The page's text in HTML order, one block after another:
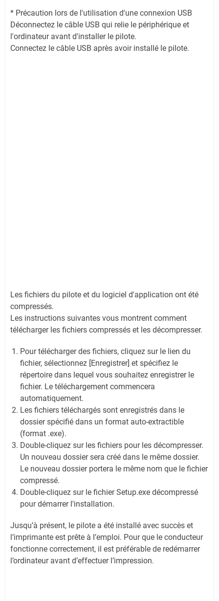
* Précaution lors de l'utilisation d'une connexion USB
Déconnectez le câble USB qui relie le périphérique et
l'ordinateur avant d'installer le pilote.
Connectez le câble USB après avoir installé le pilote.
Les fichiers du pilote et du logiciel d'application ont été
compressés.
Les instructions suivantes vous montrent comment
télécharger les fichiers compressés et les décompresser.
Pour télécharger des fichiers, cliquez sur le lien du
fichier, sélectionnez [Enregistrer] et spécifiez le
répertoire dans lequel vous souhaitez enregistrer le
fichier. Le téléchargement commencera
automatiquement.
Les fichiers téléchargés sont enregistrés dans le
dossier spécifié dans un format auto-extractible
(format .exe).
Double-cliquez sur les fichiers pour les décompresser.
Un nouveau dossier sera créé dans le même dossier.
Le nouveau dossier portera le même nom que le fichier
compressé.
Double-cliquez sur le fichier Setup.exe décompressé
pour démarrer l'installation.
Jusqu’à présent, le pilote a été installé avec succès et
l’imprimante est prête à l’emploi. Pour que le conducteur
fonctionne correctement, il est préférable de redémarrer
l’ordinateur avant d’effectuer l’impression.